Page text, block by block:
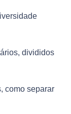
divididos
como separar